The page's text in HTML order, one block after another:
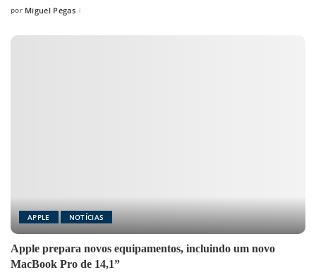
Posted
por Miguel Pegas
APPLE NOTÍCIAS
Apple prepara novos equipamentos, incluindo um novo
MacBook Pro de 14,1”